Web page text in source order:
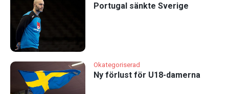
Portugal sänkte Sverige
Okategoriserad
Ny förlust för U18-damerna